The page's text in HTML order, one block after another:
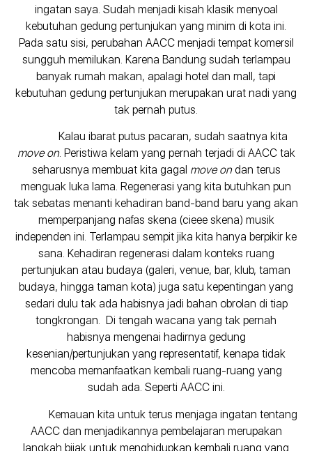
ingatan saya. Sudah menjadi kisah klasik menyoal
kebutuhan gedung pertunjukan yang minim di kota ini.
Pada satu sisi, perubahan AACC menjadi tempat komersil
sungguh memilukan. Karena Bandung sudah terlampau
banyak rumah makan, apalagi hotel dan mall, tapi
kebutuhan gedung pertunjukan merupakan urat nadi yang
tak pernah putus.
Kalau ibarat putus pacaran, sudah saatnya kita
move on. Peristiwa kelam yang pernah terjadi di AACC tak
seharusnya membuat kita gagal move ondan terus
menguak luka lama. Regenerasi yang kita butuhkan pun
tak sebatas menanti kehadiran band-band baru yang akan
memperpanjang nafas skena (cieee skena) musik
independen ini. Terlampau sempit jika kita hanya berpikir ke
sana. Kehadiran regenerasi dalam konteks ruang
pertunjukan atau budaya (galeri, venue, bar, klub, taman
budaya, hingga taman kota) juga satu kepentingan yang
sedari dulu tak ada habisnya jadi bahan obrolan di tiap
tongkrongan. Di tengah wacana yang tak pernah
habisnya mengenai hadirnya gedung
kesenian/pertunjukan yang representatif, kenapa tidak
mencoba memanfaatkan kembali ruang-ruang yang
sudah ada. Seperti AACC ini.
Kemauan kita untuk terus menjaga ingatan tentang
AACC dan menjadikannya pembelajaran merupakan
langkah bijak untuk menghidupkan kembali ruang yang